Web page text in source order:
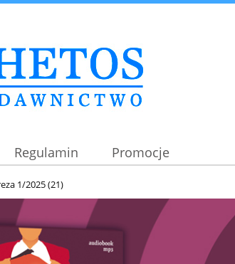
Regulamin Promocje
1/2025 (21)